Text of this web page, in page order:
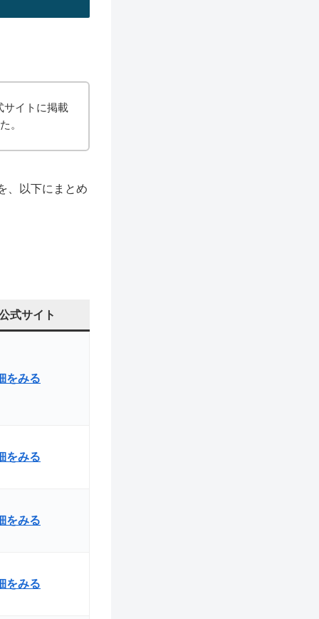
サイトに掲載
。
、以下にまとめ
式サイト
をみる
をみる
をみる
をみる